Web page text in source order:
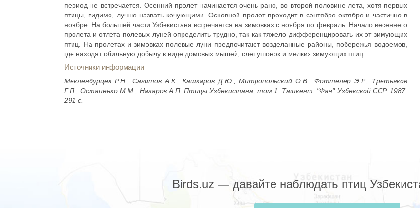
период не встречается. Осенний пролет начинается очень рано, во второй половине лета, хотя первых
птицы, видимо, лучше назвать кочующими. Основной пролет проходит в сентябре-октябре и частично в
ноябре. На большей части Узбекистана встречается на зимовках с ноября по февраль. Начало весеннего
пролета и отлета полевых луней определить трудно, так как тяжело дифференцировать их от зимующих
птиц. На пролетах и зимовках полевые луни предпочитают возделанные районы, побережья водоемов,
где находят обильную добычу в виде домовых мышей, слепушонок и мелких зимующих птиц.
Источники информации
Мекленбурцев Р.Н., Сагитов А.К., Кашкаров Д.Ю., Митропольский О.В., Фоттелер Э.Р., Третьяков
Г.П., Остапенко М.М., Назаров А.П. Птицы Узбекистана, том 1. Ташкент: "Фан" Узбекской ССР. 1987.
291 с.
Birds.uz — давайте наблюдать птиц